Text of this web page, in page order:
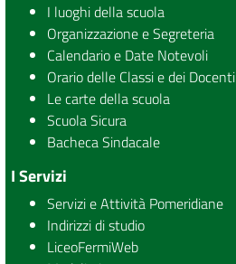
I luoghi della scuola
Organizzazione e Segreteria
Calendario e Date Notevoli
Orario delle Classi e dei Docenti
Le carte della scuola
Scuola Sicura
Bacheca Sindacale
I Servizi
Servizi e Attività Pomeridiane
Indirizzi di studio
LiceoFermiWeb